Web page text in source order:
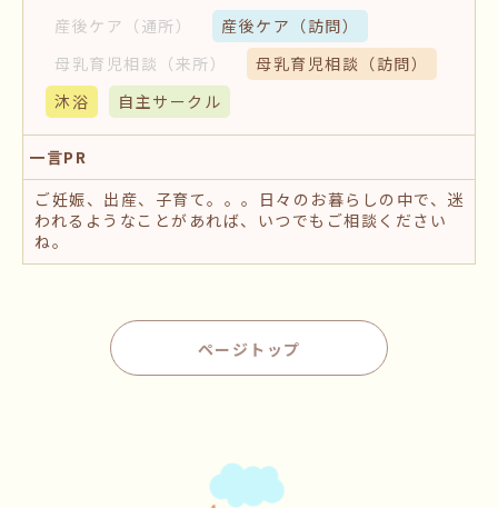
産後ケア （通所） 産後ケア （訪問）
母乳育児相談 （来所） 母乳育児相談 （訪問）
沐浴
自主サークル
一言PR
ご妊娠、出産、子育て。。。日々のお暮らしの中で、迷
われるようなことがあれば、いつでもご相談ください
ね。
ページトップ